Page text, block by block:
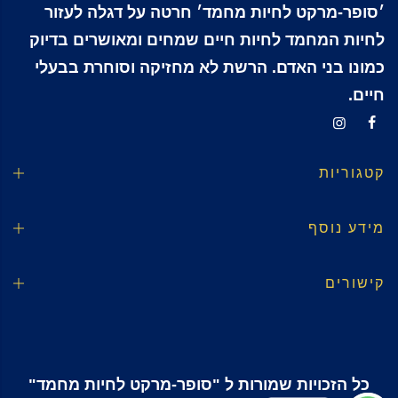
׳סופר-מרקט לחיות מחמד׳ חרטה על דגלה לעזור
לחיות המחמד לחיות חיים שמחים ומאושרים בדיוק
כמונו בני האדם. הרשת לא מחזיקה וסוחרת בבעלי
חיים.
קטגוריות
מידע נוסף
קישורים
כל הזכויות שמורות ל "סופר-מרקט לחיות מחמד"